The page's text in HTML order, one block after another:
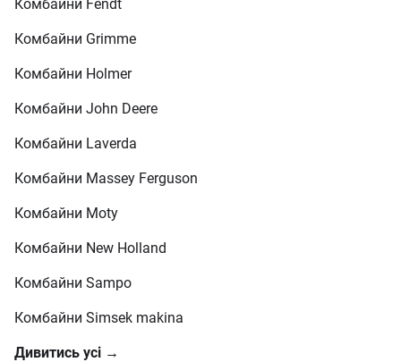
Комбайни Fendt
Комбайни Grimme
Комбайни Holmer
Комбайни John Deere
Комбайни Laverda
Комбайни Massey Ferguson
Комбайни Moty
Комбайни New Holland
Комбайни Sampo
Комбайни Simsek makinа
Дивитись усі →